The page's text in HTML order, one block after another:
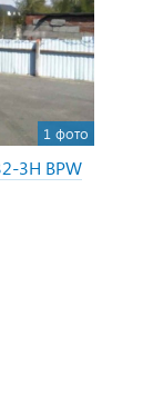
1 фото
3Н BPW